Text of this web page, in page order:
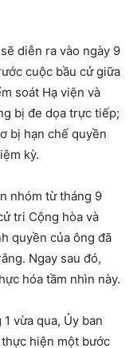
diễn ra vào ngày 9
cuộc bầu cử giữa
soát Hạ viện và
bị đe dọa trực tiếp;
bị hạn chế quyền
kỳ.
nhóm từ tháng 9
tri Cộng hòa và
quyền của ông đã
Ngay sau đó,
hóa tầm nhìn này.
vừa qua, Ủy ban
hiện một bước